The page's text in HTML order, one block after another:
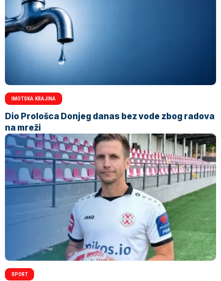
IMOTSKA KRAJINA
Dio Prološca Donjeg danas bez vode zbog radova
na mreži
SPORT